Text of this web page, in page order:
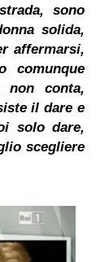
sono
solida,
affermarsi,
comunque
non conta,
il dare e
solo dare,
scegliere